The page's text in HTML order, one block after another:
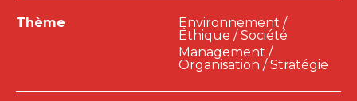
Thème
Environnement /
Éthique / Société
Management /
Organisation / Stratégie